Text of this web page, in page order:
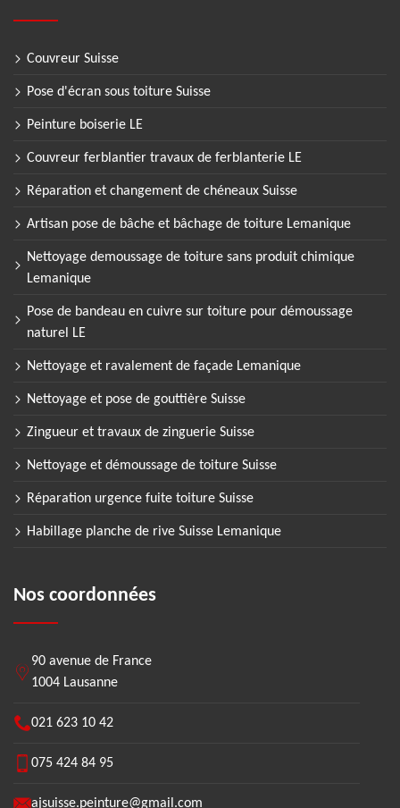
Couvreur Suisse
Pose d'écran sous toiture Suisse
Peinture boiserie LE
Couvreur ferblantier travaux de ferblanterie LE
Réparation et changement de chéneaux Suisse
Artisan pose de bâche et bâchage de toiture Lemanique
Nettoyage demoussage de toiture sans produit chimique
Lemanique
Pose de bandeau en cuivre sur toiture pour démoussage
naturel LE
Nettoyage et ravalement de façade Lemanique
Nettoyage et pose de gouttière Suisse
Zingueur et travaux de zinguerie Suisse
Nettoyage et démoussage de toiture Suisse
Réparation urgence fuite toiture Suisse
Habillage planche de rive Suisse Lemanique
Nos coordonnées
90 avenue de France
1004 Lausanne
021 623 10 42
075 424 84 95
ajsuisse.peinture@gmail.com